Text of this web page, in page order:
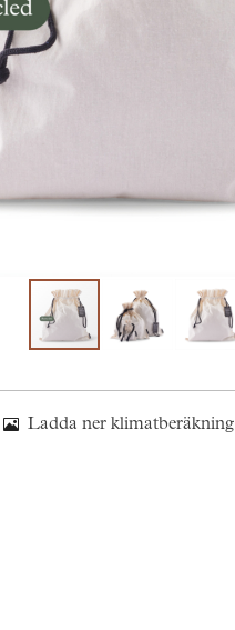
Ladda ner klimatberäkning